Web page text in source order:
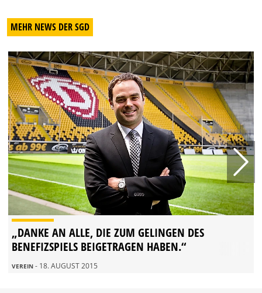
MEHR NEWS DER SGD
„DANKE AN ALLE, DIE ZUM GELINGEN DES
BENEFIZSPIELS BEIGETRAGEN HABEN.“
VEREIN - 18. AUGUST 2015